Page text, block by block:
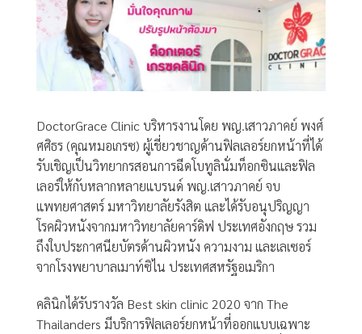
DoctorGrace Clinic บริหารงานโดย พญ.เสาวภาคย์ พงศ์
ศศิธร (คุณหมอเกรซ) ผู้เชี่ยวชาญด้านฟิลเลอร์ยกหน้าที่ได้
รับเชิญเป็นวิทยากรสอนการฉีดโบทูลินั่มท็อกซินและฟิล
เลอร์ให้กับหลากหลายแบรนด์ พญ.เสาวภาคย์ จบ
แพทยศาสตร์ มหาวิทยาลัยรังสิต และได้รับอนุปริญญา
โรคผิวหนังจากมหาวิทยาลัยคาร์ดิฟ ประเทศอังกฤษ รวม
ถึงใบประกาศนียบัตรด้านผิวหนัง ความงาม และเลเซอร์
จากโรงพยาบาลเมาท์ซิไน ประเทศสหรัฐอเมริกา
คลินิกได้รับรางวัล Best skin clinic 2020 จาก The
Thailanders มีบริการฟิลเลอร์ยกหน้าที่ออกแบบเฉพาะ